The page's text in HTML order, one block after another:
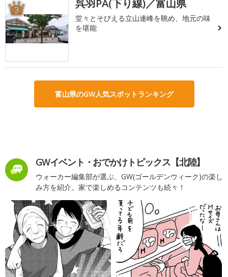
3 呉羽PA(下り線)／富山県
堂々とそびえる立山連峰を眺め、地元の味
を堪能
富山県のGW人気スポットランキング
GWイベント・おでかけトピックス【北陸】
ウォーカー編集部が選ぶ、GW(ゴールデンウィーク)の楽し
み方を紹介。家で楽しめるコンテンツも続々！